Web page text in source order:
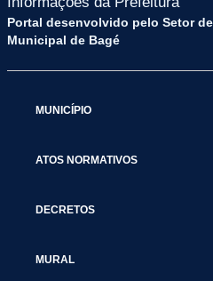
Portal desenvolvido pelo Setor
Municipal de Bagé
MUNICÍPIO
ATOS NORMATIVOS
DECRETOS
MURAL